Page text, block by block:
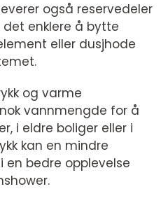
også reservedeler
enklere å bytte
eller dusjhode
og varme
vannmengde for å
i eldre boliger eller i
kan en mindre
bedre opplevelse